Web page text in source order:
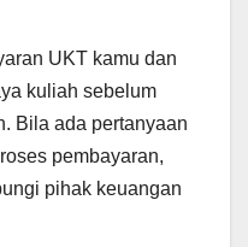
UKT kamu dan
kuliah sebelum
Bila ada pertanyaan
pembayaran,
pihak keuangan